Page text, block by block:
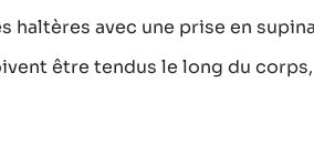
haltères avec une prise en
être tendus le long du